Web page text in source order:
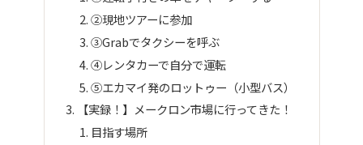
②現地ツアーに参加
③Grabでタクシーを呼ぶ
④レンタカーで自分で運転
⑤エカマイ発のロットゥー（小型バス）
【実録！】メークロン市場に行ってきた！
目指す場所